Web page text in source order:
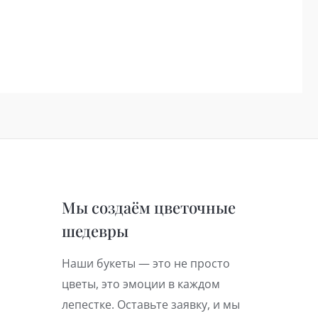
Мы создаём цветочные
шедевры
Наши букеты — это не просто
цветы, это эмоции в каждом
лепестке. Оставьте заявку, и мы